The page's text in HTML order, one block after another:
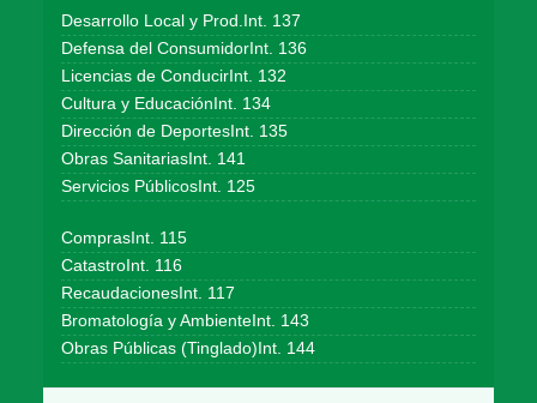
Desarrollo Local y Prod.Int. 137
Defensa del ConsumidorInt. 136
Licencias de ConducirInt. 132
Cultura y EducaciónInt. 134
Dirección de DeportesInt. 135
Obras SanitariasInt. 141
Servicios PúblicosInt. 125
ComprasInt. 115
CatastroInt. 116
RecaudacionesInt. 117
Bromatología y AmbienteInt. 143
Obras Públicas (Tinglado)Int. 144